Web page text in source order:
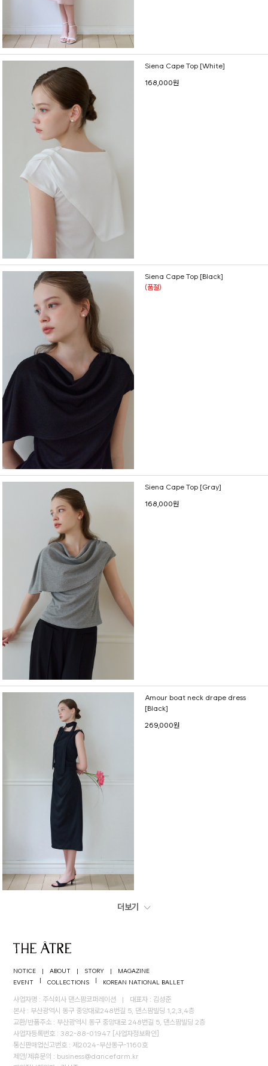
Siena Cape Top [White]
168,000원
Siena Cape Top [Black]
(품절)
Siena Cape Top [Gray]
168,000원
Amour boat neck drape dress
[Black]
269,000원
더보기
NOTICE | ABOUT | STORY |
MAGAZINE
EVENT
| COLLECTIONS | KOREAN NATIONAL BALLET
사업자명 : 주식회사 댄스팜코퍼레이션 |
대표자 : 김성준
본사 : 부산광역시 동구 중앙대로248번길 5, 댄스팜빌딩 1,2,3,4층
교환/반품주소 : 부산광역시 동구 중앙대로 248번길 5, 댄스팜빌딩 2층
사업자등록번호 : 382-88-01947 [사업자정보확인]
통신판매업신고번호 : 제2024-부산동구-1160호
제안/제휴문의 : business@dancefarm.kr